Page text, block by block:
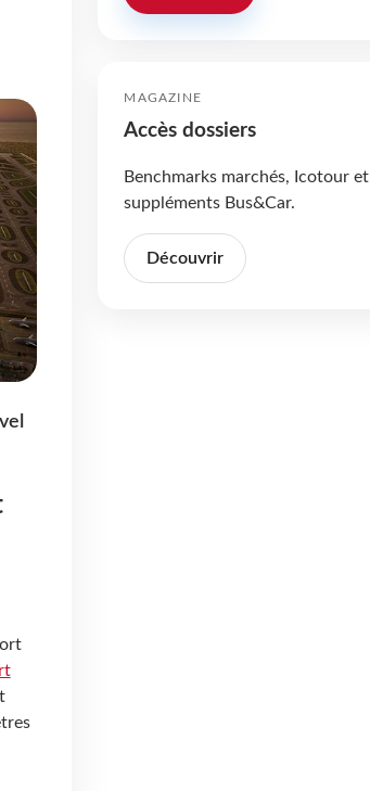
MAGAZINE
Accès dossiers
Benchmarks marchés, Icotour et
suppléments Bus&Car.
Découvrir